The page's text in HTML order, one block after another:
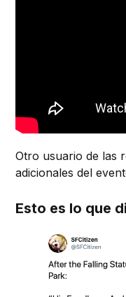
Otro usuario de las
adicionales del
Esto es lo que